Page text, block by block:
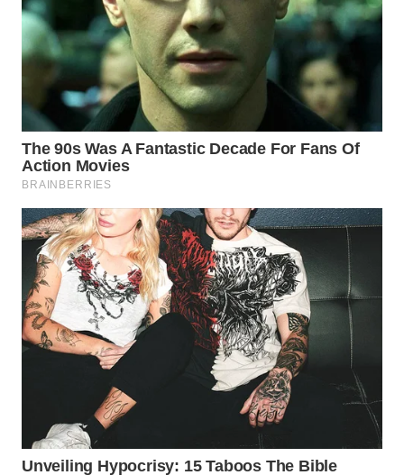
WAHANA
TANI
WAHANA
ADVOKAT
WAHANA
INFRASTRUKTUR
WAHANA
KONSUMEN
WAHANA
LISTRIK
WAHANA
TV